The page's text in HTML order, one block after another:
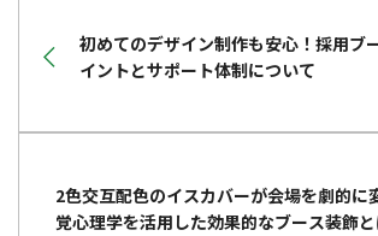
初めてのデザイン制作も安心！採用ブ
イントとサポート体制について
2色交互配色のイスカバーが会場を劇的に
覚心理学を活用した効果的なブース装飾